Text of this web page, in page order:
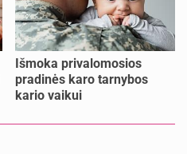
Išmoka privalomosios
pradinės karo tarnybos
kario vaikui